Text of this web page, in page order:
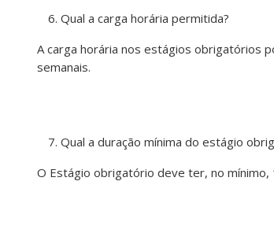
Qual a carga horária permitida?
A carga horária nos estágios obrigatórios
semanais.
Qual a duração mínima do estágio
O Estágio obrigatório deve ter, no